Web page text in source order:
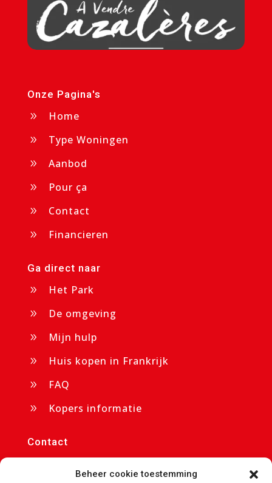
Beheer cookie toestemming
Onze Pagina's
9
Home
9 Type Woningen
9 Aanbod
9 Pour ça
9 Contact
9 Financieren
Ga direct naar
9
Het Park
9 De omgeving
9 Mijn hulp
9 Huis kopen in Frankrijk
9 FAQ
9 Kopers informatie
Contact
09350 Daumazan sur Arize